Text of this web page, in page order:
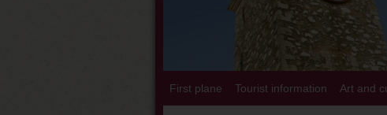
First plane Tourist information Art and